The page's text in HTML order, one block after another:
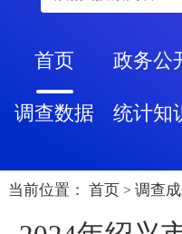
首页 政务公
调查数据 统计知
当前位置： 首页 > 调查